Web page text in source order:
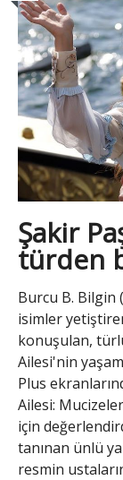
Şakir
türden
Burcu B. Bilgin
isimler
konuşulan,
Ailesi'nin
Plus
Ailesi:
için
tanınan ünlü
resmin